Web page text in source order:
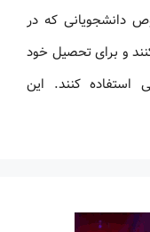
که در
و برای تحصیل خود
استفاده کنند. این